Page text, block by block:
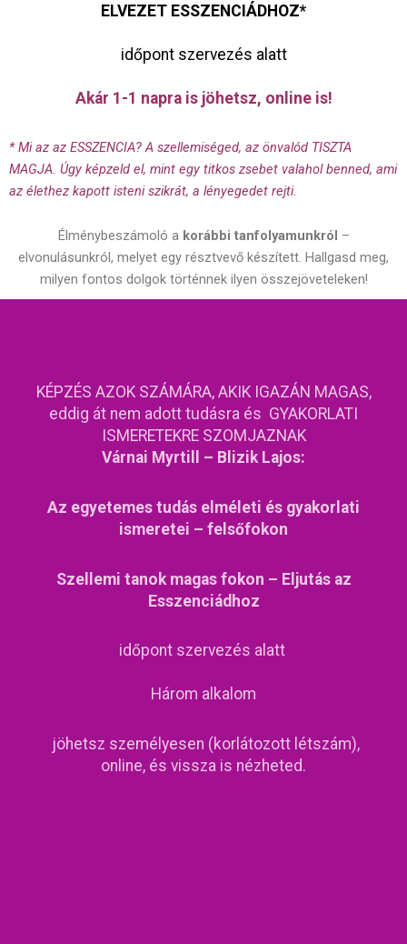
ELVEZET ESSZENCIÁDHOZ*
időpont szervezés alatt
Akár 1-1 napra is jöhetsz, online is!
* Mi az az ESSZENCIA? A szellemiséged, az önvalód TISZTA
MAGJA. Úgy képzeld el, mint egy titkos zsebet valahol benned, ami
az élethez kapott isteni szikrát, a lényegedet rejti.
Élménybeszámoló a korábbi tanfolyamunkról –
elvonulásunkról, melyet egy résztvevő készített. Hallgasd meg,
milyen fontos dolgok történnek ilyen összejöveteleken!
KÉPZÉS AZOK SZÁMÁRA, AKIK IGAZÁN MAGAS,
eddig át nem adott tudásra és GYAKORLATI
ISMERETEKRE SZOMJAZNAK
Várnai Myrtill – Blizik Lajos:
Az egyetemes tudás elméleti és gyakorlati
ismeretei – felsőfokon
Szellemi tanok magas fokon – Eljutás az
Esszenciádhoz
időpont szervezés alatt
Három alkalom
jöhetsz személyesen (korlátozott létszám),
online, és vissza is nézheted.